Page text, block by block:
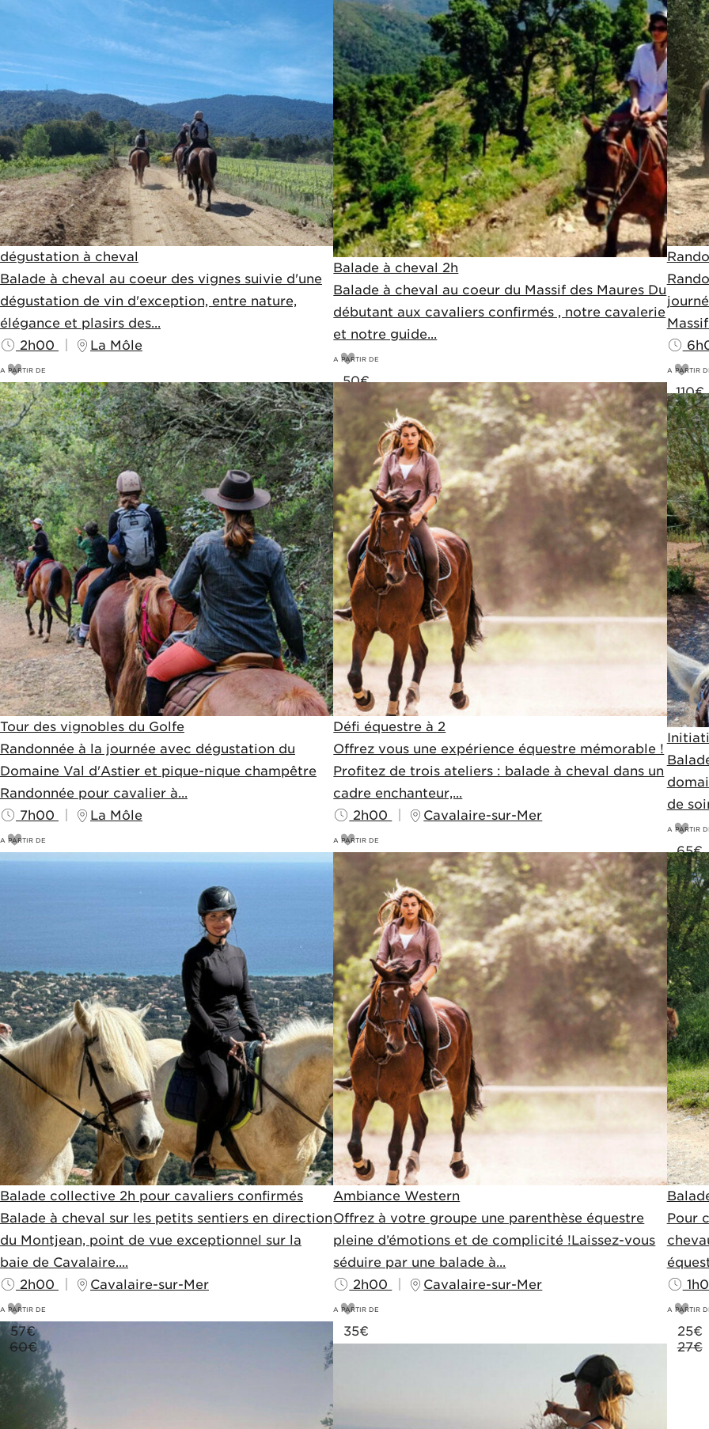
dégustation à cheval
Balade à cheval au coeur des vignes suivie d'une
dégustation de vin d'exception, entre nature,
élégance et plasirs des...
2h00
La Môle
A PARTIR DE
65€
70€
Balade à cheval 2h
Balade à cheval au coeur du Massif des Maures Du
débutant aux cavaliers confirmés , notre cavalerie
et notre guide...
A PARTIR DE
50€
A PARTIR
110€
120€
Défi équestre à 2
Offrez vous une expérience équestre mémorable !
Profitez de trois ateliers : balade à cheval dans un
cadre enchanteur,...
2h00
Cavalaire-sur-Mer
A PARTIR DE
280
€
290€
Tour des vignobles du Golfe
Randonnée à la journée avec dégustation du
Domaine Val d'Astier et pique-nique champêtre
Randonnée pour cavalier à...
7h00
La Môle
A PARTIR DE
170€
de
A PARTIR
65€
70€
Pour
A PARTIR
25€
27€
Balade collective 2h pour cavaliers confirmés
Balade à cheval sur les petits sentiers en direction
du Montjean, point de vue exceptionnel sur la
baie de Cavalaire....
2h00
Cavalaire-sur-Mer
A PARTIR DE
57€
60€
Ambiance Western
Offrez à votre groupe une parenthèse équestre
pleine d’émotions et de complicité !Laissez-vous
séduire par une balade à...
2h00
Cavalaire-sur-Mer
A PARTIR DE
35€